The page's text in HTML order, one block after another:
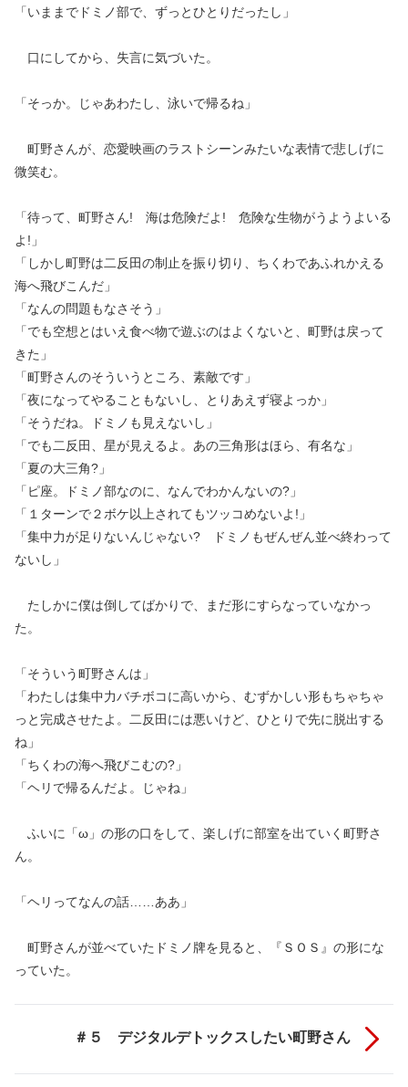
「いままでドミノ部で、ずっとひとりだったし」
口にしてから、失言に気づいた。
「そっか。じゃあわたし、泳いで帰るね」
町野さんが、恋愛映画のラストシーンみたいな表情で悲しげに
微笑む。
「待って、町野さん! 海は危険だよ! 危険な生物がうようよいる
よ!」
「しかし町野は二反田の制止を振り切り、ちくわであふれかえる
海へ飛びこんだ」
「なんの問題もなさそう」
「でも空想とはいえ食べ物で遊ぶのはよくないと、町野は戻って
きた」
「町野さんのそういうところ、素敵です」
「夜になってやることもないし、とりあえず寝よっか」
「そうだね。ドミノも見えないし」
「でも二反田、星が見えるよ。あの三角形はほら、有名な」
「夏の大三角?」
「ピ座。ドミノ部なのに、なんでわかんないの?」
「１ターンで２ボケ以上されてもツッコめないよ!」
「集中力が足りないんじゃない? ドミノもぜんぜん並べ終わって
ないし」
たしかに僕は倒してばかりで、まだ形にすらなっていなかっ
た。
「そういう町野さんは」
「わたしは集中力バチボコに高いから、むずかしい形もちゃちゃ
っと完成させたよ。二反田には悪いけど、ひとりで先に脱出する
ね」
「ちくわの海へ飛びこむの?」
「ヘリで帰るんだよ。じゃね」
ふいに「ω」の形の口をして、楽しげに部室を出ていく町野さ
ん。
「ヘリってなんの話……ああ」
町野さんが並べていたドミノ牌を見ると、『ＳＯＳ』の形にな
っていた。
＃５ デジタルデトックスしたい町野さん